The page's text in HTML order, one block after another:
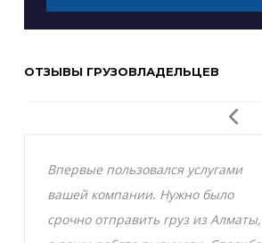
ОТЗЫВЫ ГРУЗОВЛАДЕЛЬЦЕВ
Впервые пользовался услугами
вашей компании. Нужно было
срочно отправить груз из Алматы,